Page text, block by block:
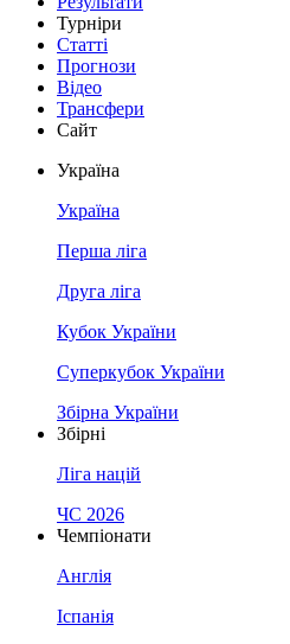
Турніри
Статті
Прогнози
Відео
Трансфери
Сайт
Україна
Україна
Перша ліга
Друга ліга
Кубок України
Суперкубок України
Збірна України
Збірні
Ліга націй
ЧС 2026
Чемпіонати
Англія
Іспанія